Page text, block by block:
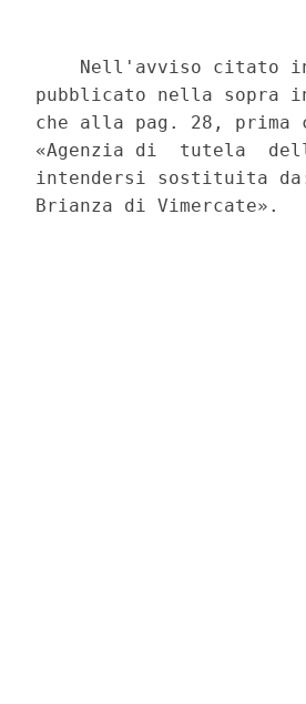
Nell'avviso citato
pubblicato nella sopra
che alla pag. 28,
«Agenzia di  tutela
intendersi sostituita